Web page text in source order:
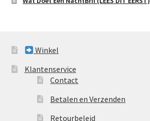
Winkel
Klantenservice
Contact
Betalen en Verzenden
Retourbeleid